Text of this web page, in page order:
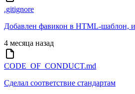
.gitignore
Добавлен фавикон в HTML-шаблон,
4 месяца назад
CODE_OF_CONDUCT.md
Сделал соответствие стандартам